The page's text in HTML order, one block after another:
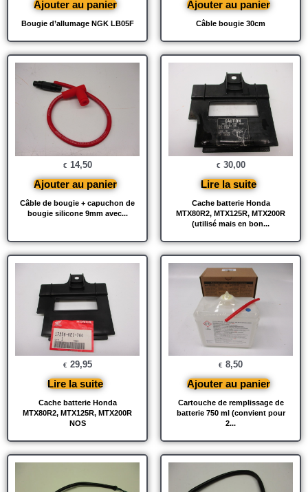
Bougie d’allumage NGK LB05F
Ajouter au panier
Câble bougie 30cm
Ajouter au panier
Câble de bougie + capuchon de
bougie silicone 9mm avec...
€ 14,50
Ajouter au panier
Cache batterie Honda
MTX80R2, MTX125R, MTX200R
(utilisé mais en bon...
€ 30,00
Lire la suite
Cache batterie Honda
MTX80R2, MTX125R, MTX200R
NOS
€ 29,95
Lire la suite
Cartouche de remplissage de
batterie 750 ml (convient pour
2...
€ 8,50
Ajouter au panier